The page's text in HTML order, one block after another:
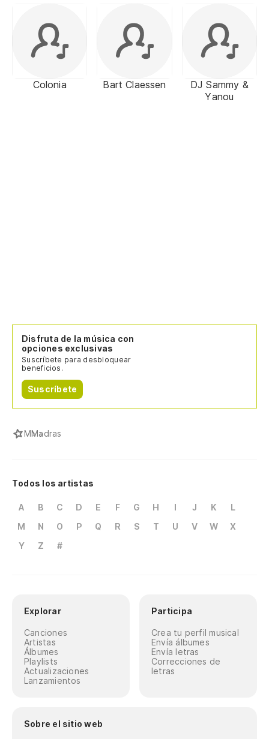
Colonia Bart Claessen
DJ Sammy &
Yanou
Disfruta de la música con
opciones exclusivas
Suscríbete para desbloquear
beneficios.
Suscríbete
MMadras
Todos los artistas
A B C D E F G H I J K
L
M
N O P Q R S T U V W
X
Y
Z #
Explorar
Canciones
Artistas
Álbumes
Playlists
Actualizaciones
Lanzamientos
Participa
Crea tu perfil musical
Envía álbumes
Envía letras
Correcciones de
letras
Sobre el sitio web